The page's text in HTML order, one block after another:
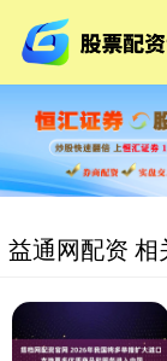
益通网配资 相